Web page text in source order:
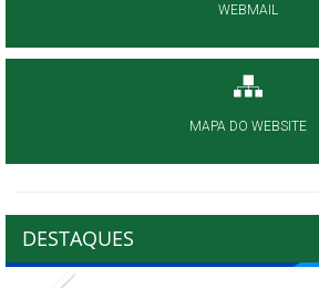
WEBMAIL
MAPA DO WEBSITE
DESTAQUES